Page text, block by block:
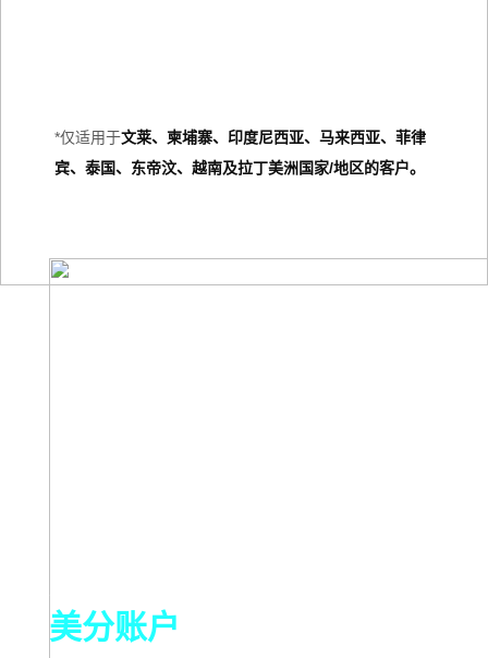
*仅适用于文莱、柬埔寨、印度尼西亚、马来西亚、菲律
宾、泰国、东帝汶、越南及拉丁美洲国家/地区的客户。
美分账户